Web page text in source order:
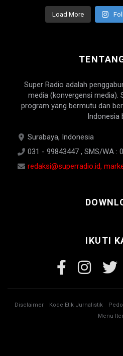
Load More
Super Radio adalah
media (konvergensi media).
program yang bermutu dan
Indonesia
Surabaya, Indonesia
031 - 99843447 , SMS/WA :
redaksi@superradio.id,
IKUTI
Disclaimer Kode Etik Jurnalistik
Menu